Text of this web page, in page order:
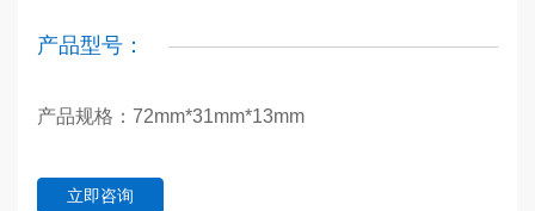
产品型号：
产品规格：72mm*31mm*13mm
立即咨询